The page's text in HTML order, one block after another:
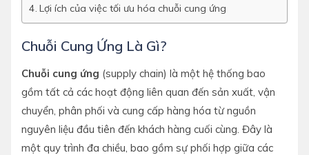
Lợi ích của việc tối ưu hóa chuỗi cung ứng
Chuỗi Cung Ứng Là Gì?
Chuỗi cung ứng (supply chain) là một hệ thống bao
gồm tất cả các hoạt động liên quan đến sản xuất, vận
chuyển, phân phối và cung cấp hàng hóa từ nguồn
nguyên liệu đầu tiên đến khách hàng cuối cùng. Đây là
một quy trình đa chiều, bao gồm sự phối hợp giữa các